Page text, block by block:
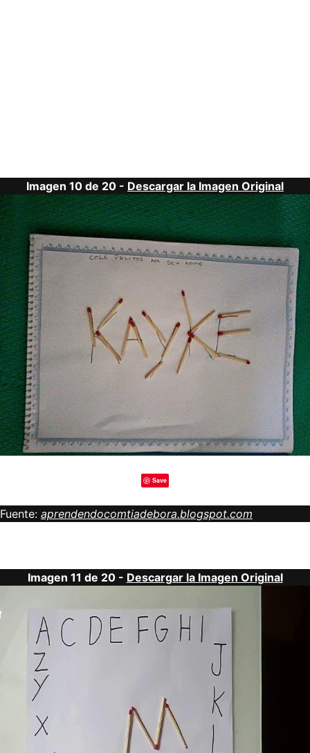
Imagen 10 de 20 - Descargar la Imagen Original
Save
Fuente: aprendendocomtiadebora.blogspot.com
Imagen 11 de 20 - Descargar la Imagen Original